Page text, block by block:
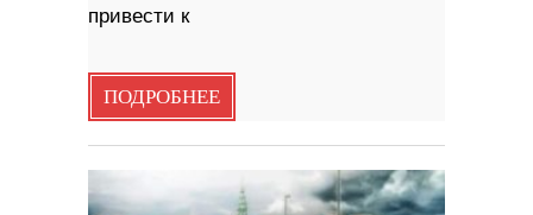
привести к
ПОДРОБНЕЕ